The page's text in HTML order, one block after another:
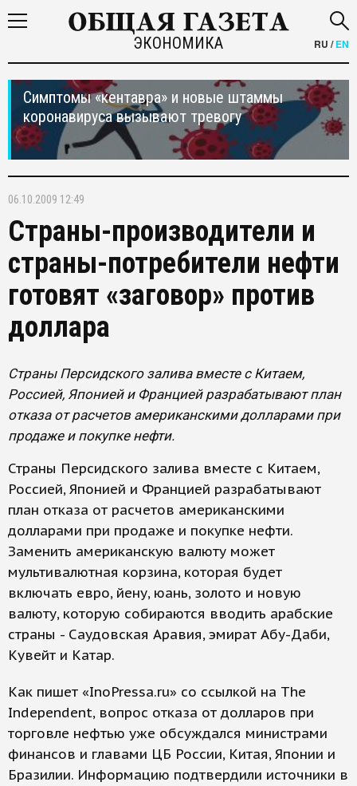
ЭКОНОМИКА RU /EN
Симптомы «кентавра» и новые штаммы
коронавируса вызывают тревогу
06.10.2009 12:49
Страны-производители и
страны-потребители нефти
готовят «заговор» против
доллара
Страны Персидского залива вместе с Китаем,
Россией, Японией и Францией разрабатывают план
отказа от расчетов американскими долларами при
продаже и покупке нефти.
Страны Персидского залива вместе с Китаем,
Россией, Японией и Францией разрабатывают
план отказа от расчетов американскими
долларами при продаже и покупке нефти.
Заменить американскую валюту может
мультивалютная корзина, которая будет
включать евро, йену, юань, золото и новую
валюту, которую собираются вводить арабские
страны - Саудовская Аравия, эмират Абу-Даби,
Кувейт и Катар.
Как пишет «InoPressa.ru» со ссылкой на The
Independent, вопрос отказа от долларов при
торговле нефтью уже обсуждался министрами
финансов и главами ЦБ России, Китая, Японии и
Бразилии. Информацию подтвердили источники в